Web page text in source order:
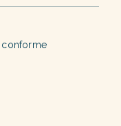
conforme